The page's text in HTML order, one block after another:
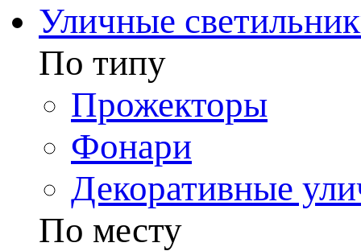
Уличные
По типу
Прожекторы
Фонари
Декоративные
По месту